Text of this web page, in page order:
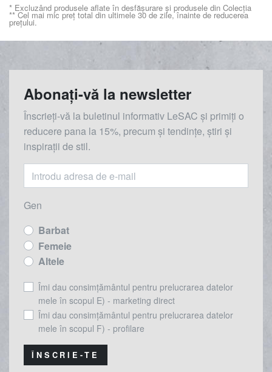
* Excluzând produsele aflate în desfășurare și produsele din Colecția
** Cel mai mic preț total din ultimele 30 de zile, înainte de reducerea
prețului.
Abonați-vă la newsletter
Înscrieți-vă la buletinul informativ LeSAC și primiți o
reducere pana la 15%, precum și tendințe, știri și
inspirații de stil.
Gen
Barbat
Femeie
Altele
Îmi dau consimțământul pentru prelucrarea datelor
mele în scopul E) - marketing direct
Îmi dau consimțământul pentru prelucrarea datelor
mele în scopul F) - profilare
ÎNSCRIE-TE